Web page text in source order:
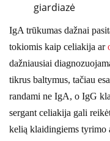
giardiazė
IgA trūkumas dažnai
tokiomis kaip celiakija ar
dažniausiai
tikrus baltymus, tačiau
randami ne IgA, o IgG
sergant celiakija gali
kelią klaidingiems tyrimo